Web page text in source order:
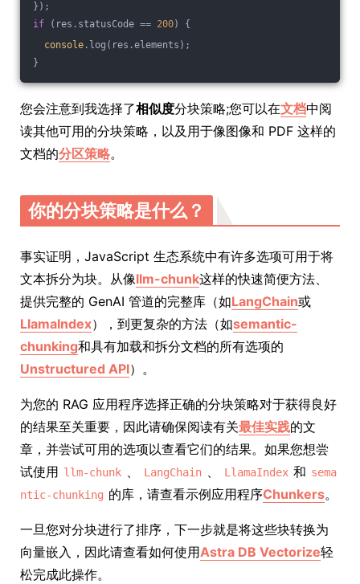
});
if (res.statusCode == 200) {
console .log(res.elements);
}
您会注意到我选择了相似度分块策略;您可以在文档中阅
读其他可用的分块策略，以及用于像图像和 PDF 这样的
文档的分区策略。
你的分块策略是什么？
事实证明，JavaScript 生态系统中有许多选项可用于将
文本拆分为块。从像llm-chunk这样的快速简便方法、
提供完整的 GenAI 管道的完整库（如LangChain或
LlamaIndex），到更复杂的方法（如semantic-
chunking和具有加载和拆分文档的所有选项的
Unstructured API）。
为您的 RAG 应用程序选择正确的分块策略对于获得良好
的结果至关重要，因此请确保阅读有关最佳实践的文
章，并尝试可用的选项以查看它们的结果。如果您想尝
试使用 llm-chunk 、 LangChain 、 LlamaIndex 和 sema
ntic-chunking 的库，请查看示例应用程序Chunkers。
一旦您对分块进行了排序，下一步就是将这些块转换为
向量嵌入，因此请查看如何使用Astra DB Vectorize轻
松完成此操作。